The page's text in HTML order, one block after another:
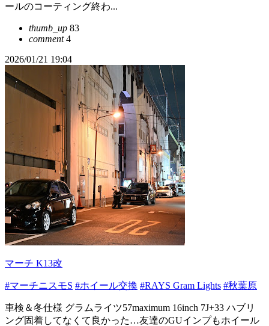
ールのコーティング終わ...
thumb_up 83
comment4
2026/01/21 19:04
マーチ K13改
#マーチニスモS #ホイール交換 #RAYS Gram Lights #秋葉原
車検＆冬仕様 グラムライツ57maximum 16inch 7J+33 ハブリ
ング固着してなくて良かった…友達のGUインプもホイール